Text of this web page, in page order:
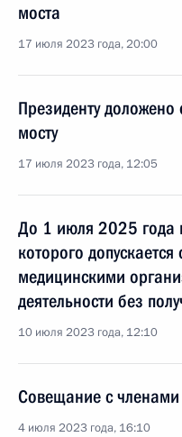
моста
17 июля 2023 года, 20:00
Президенту
мосту
17 июля 2023 года, 12:05
До 1 июля 2025 года
которого
медицинскими
деятельности без
10 июля 2023 года, 12:10
Совещание с членами
4 июля 2023 года, 16:10